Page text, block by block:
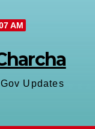
AM
Updates